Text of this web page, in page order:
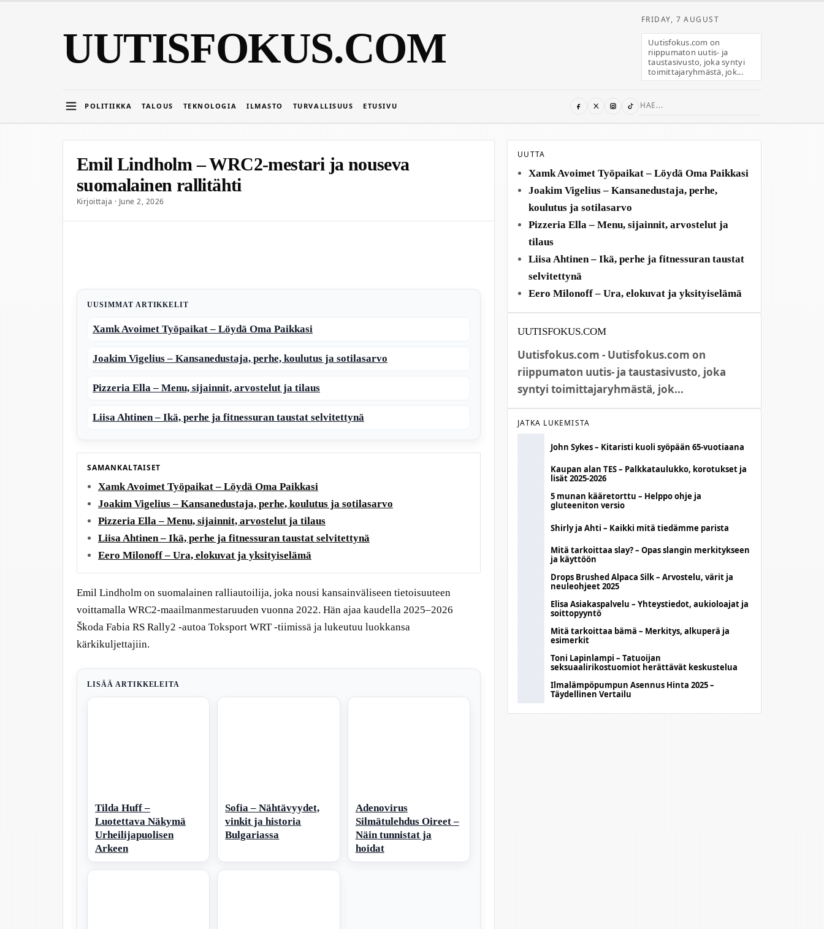
FRIDAY, 7 AUGUST
UUTISFOKUS.COM
Uutisfokus.com on
riippumaton uutis- ja
taustasivusto, joka syntyi
toimittajaryhmästä, jok...
POLITIIKKA TALOUS TEKNOLOGIA ILMASTO TURVALLISUUS ETUSIVU
Search
Emil Lindholm – WRC2-mestari ja nouseva
suomalainen rallitähti
Kirjoittaja · June 2, 2026
UUSIMMAT ARTIKKELIT
Xamk Avoimet Työpaikat – Löydä Oma Paikkasi
Joakim Vigelius – Kansanedustaja, perhe, koulutus ja sotilasarvo
Pizzeria Ella – Menu, sijainnit, arvostelut ja tilaus
Liisa Ahtinen – Ikä, perhe ja fitnessuran taustat selvitettynä
SAMANKALTAISET
Xamk Avoimet Työpaikat – Löydä Oma Paikkasi
Joakim Vigelius – Kansanedustaja, perhe, koulutus ja sotilasarvo
Pizzeria Ella – Menu, sijainnit, arvostelut ja tilaus
Liisa Ahtinen – Ikä, perhe ja fitnessuran taustat selvitettynä
Eero Milonoff – Ura, elokuvat ja yksityiselämä
Emil Lindholm on suomalainen ralliautoilija, joka nousi kansainväliseen tietoisuuteen
voittamalla WRC2-maailmanmestaruuden vuonna 2022. Hän ajaa kaudella 2025–2026
Škoda Fabia RS Rally2 -autoa Toksport WRT -tiimissä ja lukeutuu luokkansa
kärkikuljettajiin.
LISÄÄ ARTIKKELEITA
Tilda Huff –
Luotettava Näkymä
Urheilijapuolisen
Arkeen
Sofia – Nähtävyydet,
vinkit ja historia
Bulgariassa
Adenovirus
Silmätulehdus Oireet –
Näin tunnistat ja
hoidat
UUTTA
Xamk Avoimet Työpaikat – Löydä Oma Paikkasi
Joakim Vigelius – Kansanedustaja, perhe,
koulutus ja sotilasarvo
Pizzeria Ella – Menu, sijainnit, arvostelut ja
tilaus
Liisa Ahtinen – Ikä, perhe ja fitnessuran taustat
selvitettynä
Eero Milonoff – Ura, elokuvat ja yksityiselämä
UUTISFOKUS.COM
Uutisfokus.com - Uutisfokus.com on
riippumaton uutis- ja taustasivusto, joka
syntyi toimittajaryhmästä, jok...
JATKA LUKEMISTA
John Sykes – Kitaristi kuoli syöpään 65-vuotiaana
Kaupan alan TES – Palkkataulukko, korotukset ja
lisät 2025-2026
5 munan kääretorttu – Helppo ohje ja
gluteeniton versio
Shirly ja Ahti – Kaikki mitä tiedämme parista
Mitä tarkoittaa slay? – Opas slangin merkitykseen
ja käyttöön
Drops Brushed Alpaca Silk – Arvostelu, värit ja
neuleohjeet 2025
Elisa Asiakaspalvelu – Yhteystiedot, aukioloajat ja
soittopyyntö
Mitä tarkoittaa bämä – Merkitys, alkuperä ja
esimerkit
Toni Lapinlampi – Tatuoijan
seksuaalirikostuomiot herättävät keskustelua
Ilmalämpöpumpun Asennus Hinta 2025 –
Täydellinen Vertailu